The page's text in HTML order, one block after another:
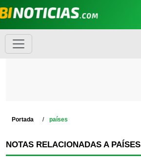
Portada países
NOTAS RELACIONADAS A PAÍSES